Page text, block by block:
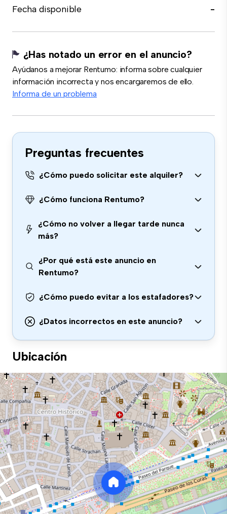
Fecha disponible
-
¿Has notado un error en el anuncio?
Ayúdanos a mejorar Rentumo: informa sobre cualquier
información incorrecta y nos encargaremos de ello.
Informa de un problema
Preguntas frecuentes
¿Cómo puedo solicitar este alquiler?
¿Cómo funciona Rentumo?
¿Cómo no volver a llegar tarde nunca
más?
¿Por qué está este anuncio en
Rentumo?
¿Cómo puedo evitar a los estafadores?
¿Datos incorrectos en este anuncio?
Ubicación